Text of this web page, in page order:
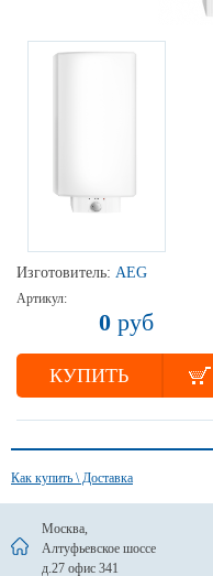
Изготовитель: AEG
Артикул:
0 руб
КУПИТЬ
Как купить \ Доставка
Москва,
Алтуфьевское шоссе
д.27 офис 341